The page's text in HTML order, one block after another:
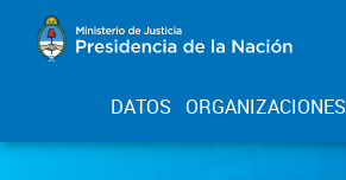
DATOS ORGANIZACIONES